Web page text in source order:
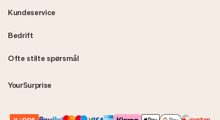
Ofte stilte spørsmål
YourSurprise
Kundeservice
Bedrift